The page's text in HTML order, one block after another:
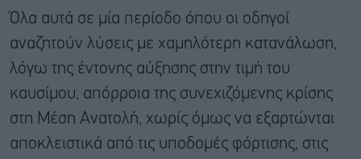
Όλα αυτά σε μία περίοδο όπου οι οδηγοί
αναζητούν λύσεις με χαμηλότερη κατανάλωση,
λόγω της έντονης αύξησης στην τιμή του
καυσίμου, απόρροια της συνεχιζόμενης κρίσης
στη Μέση Ανατολή, χωρίς όμως να εξαρτώνται
αποκλειστικά από τις υποδομές φόρτισης, στις